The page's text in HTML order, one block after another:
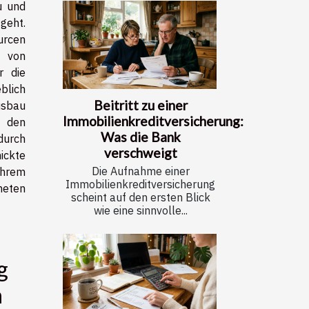
und
die
den
Beitritt zu einer
Immobilienkreditversicherung:
Was die Bank
verschweigt
Die Aufnahme einer
Immobilienkreditversicherung
scheint auf den ersten Blick
wie eine sinnvolle...